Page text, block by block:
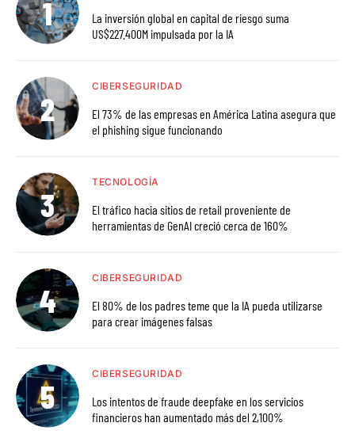
La inversión global en capital de riesgo suma
US$227.400M impulsada por la IA
CIBERSEGURIDAD
El 73% de las empresas en América Latina asegura que
el phishing sigue funcionando
TECNOLOGÍA
El tráfico hacia sitios de retail proveniente de
herramientas de GenAI creció cerca de 160%
CIBERSEGURIDAD
El 80% de los padres teme que la IA pueda utilizarse
para crear imágenes falsas
CIBERSEGURIDAD
Los intentos de fraude deepfake en los servicios
financieros han aumentado más del 2,100%